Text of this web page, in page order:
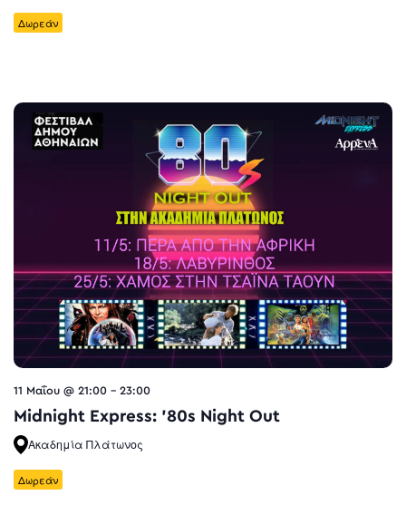
Δωρεάν
11 Μαΐου @ 21:00 - 23:00
Midnight Express: ’80s Night Out
Ακαδημία Πλάτωνος
Δωρεάν